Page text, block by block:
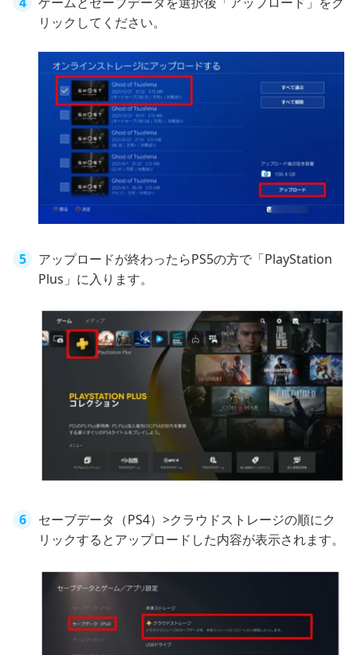
リックしてください。
アップロードが終わったらPS5の方で「PlayStation
Plus」に入ります。
セーブデータ（PS4）>クラウドストレージの順にク
リックするとアップロードした内容が表示されます。